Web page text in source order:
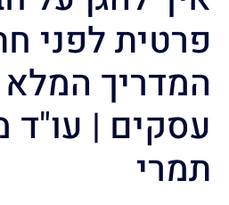
פרטית לפני
המדריך
עסקים | עו"ד
תמרי